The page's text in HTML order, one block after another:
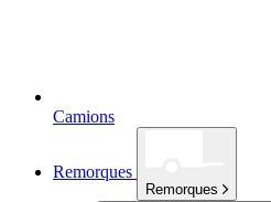
Camions
Remorques
Remorques